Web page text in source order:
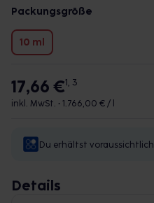
Packungsgröße
10 ml
17,66 €1, 3
inkl. MwSt. • 1.766,00 € / l
Du erhältst voraussichtlich
Details